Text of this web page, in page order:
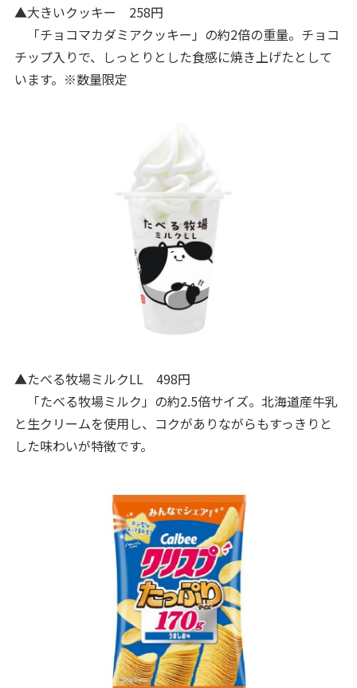
▲大きいクッキー 258円
「チョコマカダミアクッキー」の約2倍の重量。チョコ
チップ入りで、しっとりとした食感に焼き上げたとして
います。※数量限定
▲たべる牧場ミルクLL 498円
「たべる牧場ミルク」の約2.5倍サイズ。北海道産牛乳
と生クリームを使用し、コクがありながらもすっきりと
した味わいが特徴です。